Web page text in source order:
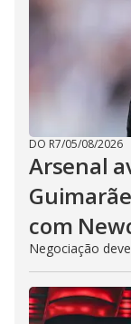
DO R7/05/08/2026
Arsenal
com
Negociação